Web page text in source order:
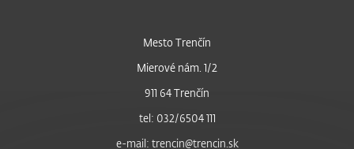
Mesto Trenčín
Mierové nám. 1/2
911 64 Trenčín
tel: 032/6504 111
e-mail: trencin@trencin.sk